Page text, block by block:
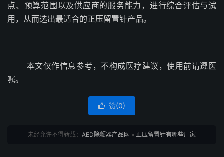
点、预算范围以及供应商的服务能力，进行综合评估与试
用，从而选出最适合的正压留置针产品。
本文仅作信息参考，不构成医疗建议，使用前请遵医
嘱。
 赞(0)
未经允许不得转载： AED除颤器产品网 » 正压留置针有哪些厂家